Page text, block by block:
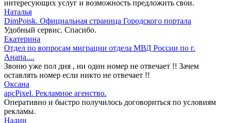
интересующих услуг и возможность предложить свои.
Наталья
DimPoisk. Официальная страница Городского портала
Удобный сервис. Спасибо.
Екатерина
Отдел по вопросам миграции отдела МВД России по г.
Анапа....
Звоню уже пол дня , ни один номер не отвечает !! Зачем
оставлять номер если никто не отвечает !!
Оксана
apcPixel. Рекламное агенство.
Оперативно и быстро получилось договориться по условиям
рекламы.
Надин